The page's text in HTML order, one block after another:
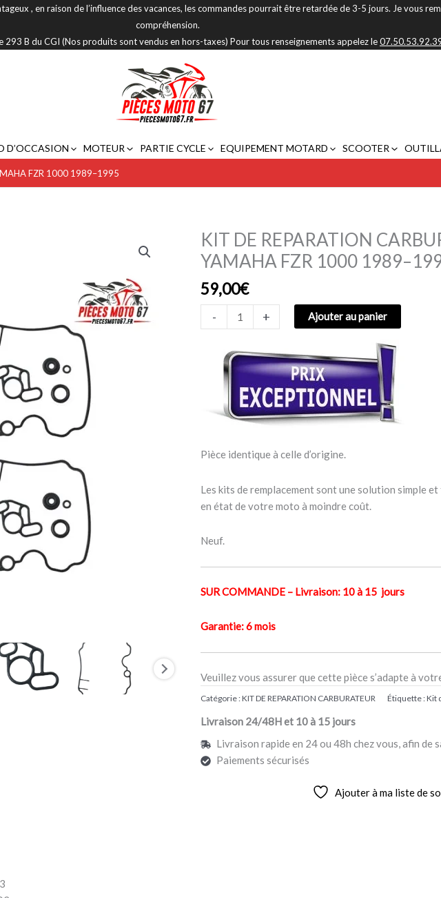
, en raison de l’influence des vacances, les commandes pourrait être retardée de 3-5 jours. Je vous
compréhension.
293 B du CGI (Nos produits sont vendus en hors-taxes) Pour tous renseignements appelez le
D’OCCASION MOTEUR PARTIE CYCLE EQUIPEMENT MOTARD SCOOTER
FZR 1000 1989–1995
KIT DE REPARATION
YAMAHA FZR 1000
59,00€
-
quantité
de
KIT
DE
REPARATION
CARBURATEUR
1000
1989–
1995
+ Ajouter au panier
Pièce identique à celle d’origine.
Les kits de remplacement sont une solution simple
en état de votre moto à moindre coût.
Neuf.
SUR COMMANDE – Livraison: 10 à 15 jours
Garantie: 6 mois
Veuillez vous assurer que cette pièce s’adapte à
Catégorie :KIT DE REPARATION CARBURATEUR Étiquette :Kit
Livraison 24/48H et 10 à 15 jours
Livraison rapide en 24 ou 48h chez vous, afin de
Paiements sécurisés
Ajouter à ma liste de